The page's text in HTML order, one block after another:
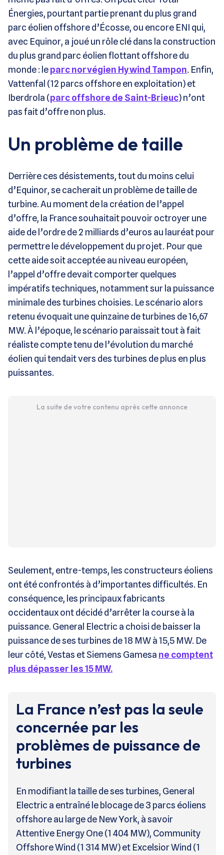
Énergies, pourtant partie prenant du plus grand
parc éolien offshore d’Écosse, ou encore ENI qui,
avec Equinor, a joué un rôle clé dans la construction
du plus grand parc éolien flottant offshore du
monde : leparc norvégien Hywind Tampon. Enfin,
Vattenfal (12 parcs offshore en exploitation) et
Iberdrola (parc offshore de Saint-Brieuc) n’ont
pas fait d’offre non plus.
Un problème de taille
Derrière ces désistements, tout du moins celui
d’Equinor, se cacherait un problème de taille de
turbine. Au moment de la création de l’appel
d’offre, la France souhaitait pouvoir octroyer une
aide de l’ordre de 2 milliards d’euros au lauréat pour
permettre le développement du projet. Pour que
cette aide soit acceptée au niveau européen,
l’appel d’offre devait comporter quelques
impératifs techniques, notamment sur la puissance
minimale des turbines choisies. Le scénario alors
retenu évoquait une quinzaine de turbines de 16,67
MW. À l’époque, le scénario paraissait tout à fait
réaliste compte tenu de l’évolution du marché
éolien qui tendait vers des turbines de plus en plus
puissantes.
La suite de votre contenu après cette annonce
Seulement, entre-temps, les constructeurs éoliens
ont été confrontés à d’importantes difficultés. En
conséquence, les principaux fabricants
occidentaux ont décidé d’arrêter la course à la
puissance. General Electric a choisi de baisser la
puissance de ses turbines de 18 MW à 15,5 MW. De
leur côté, Vestas et Siemens Gamesa ne comptent
plus dépasser les 15 MW.
La France n’est pas la seule
concernée par les
problèmes de puissance de
turbines
En modifiant la taille de ses turbines, General
Electric a entraîné le blocage de 3 parcs éoliens
offshore au large de New York, à savoir
Attentive Energy One (1 404 MW), Community
Offshore Wind (1 314 MW) et Excelsior Wind (1